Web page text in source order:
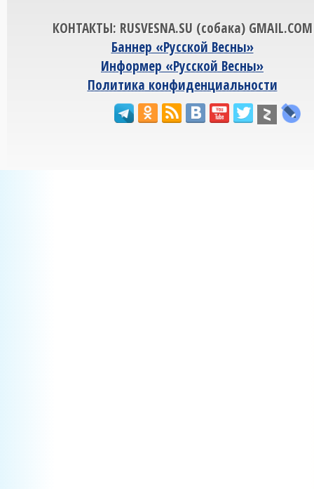
КОНТАКТЫ: RUSVESNA.SU (собака) GMAIL.COM
Баннер «Русской Весны»
Информер «Русской Весны»
Политика конфиденциальности